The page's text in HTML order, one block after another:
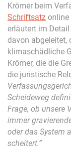
Krömer beim
Schriftsatz online
erläutert im
davon abgeleitet,
klimaschädliche
Krömer, die die
die juristische
Scheideweg
Frage, ob unsere
immer
oder das System
scheitert.”